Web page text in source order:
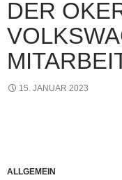
DER
15. JANUAR 2023
ALLGEMEIN